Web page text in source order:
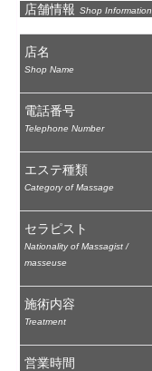
店舗情報 Shop Information
店名
Shop Name
電話番号
Telephone Number
エステ種類
Category of Massage
セラピスト
Nationality of Massagist /
masseuse
施術内容
Treatment
営業時間